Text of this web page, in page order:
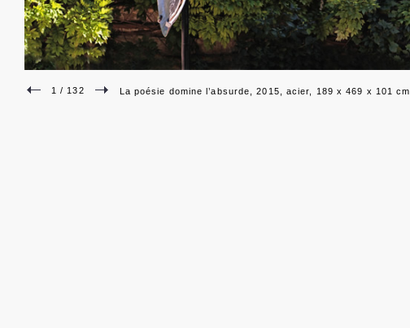
1 / 132 La poésie domine l’absurde, 2015, acier, 189 x 469 x 101 cm